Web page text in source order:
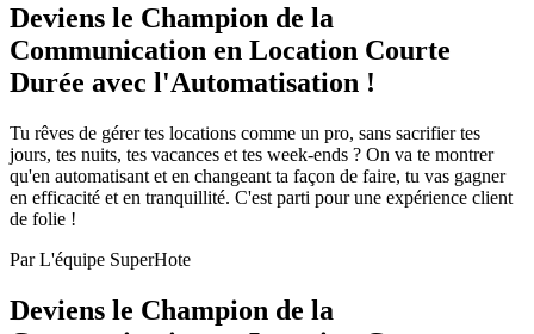
Deviens le Champion de la
Communication en Location Courte
Durée avec l'Automatisation !
Tu rêves de gérer tes locations comme un pro, sans sacrifier tes
jours, tes nuits, tes vacances et tes week-ends ? On va te montrer
qu'en automatisant et en changeant ta façon de faire, tu vas gagner
en efficacité et en tranquillité. C'est parti pour une expérience client
de folie !
ParL'équipe SuperHote
Deviens le Champion de la